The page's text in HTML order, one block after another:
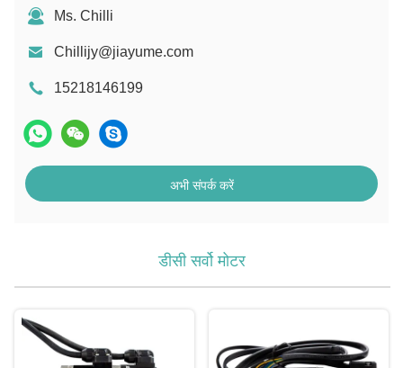
Ms. Chilli
Chillijy@jiayume.com
15218146199
अभी संपर्क करें
डीसी सर्वो मोटर